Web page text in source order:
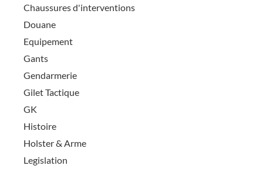
Chaussures d'interventions
Douane
Equipement
Gants
Gendarmerie
Gilet Tactique
GK
Histoire
Holster & Arme
Legislation